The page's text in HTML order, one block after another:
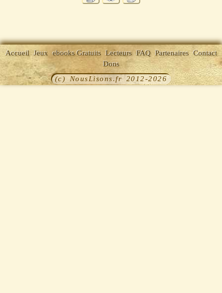
Accueil Jeux ebooks Gratuits Lecteurs FAQ Partenaires Contact
Dons
(c) NousLisons.fr 2012-2026